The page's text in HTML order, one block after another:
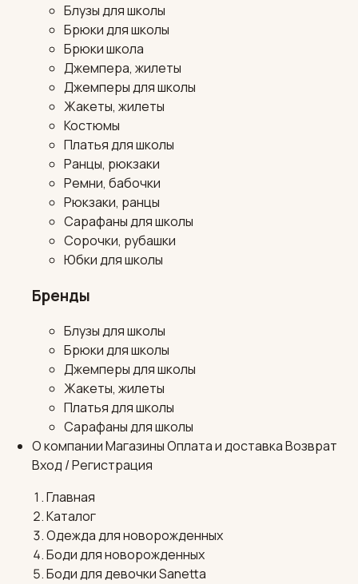
Блузы для школы
Брюки для школы
Брюки школа
Джемпера, жилеты
Джемперы для школы
Жакеты, жилеты
Костюмы
Платья для школы
Ранцы, рюкзаки
Ремни, бабочки
Рюкзаки, ранцы
Сарафаны для школы
Сорочки, рубашки
Юбки для школы
Бренды
Блузы для школы
Брюки для школы
Джемперы для школы
Жакеты, жилеты
Платья для школы
Сарафаны для школы
О компанииМагазиныОплата и доставкаВозврат
Вход / Регистрация
Главная
Каталог
Одежда для новорожденных
Боди для новорожденных
Боди для девочки Sanetta